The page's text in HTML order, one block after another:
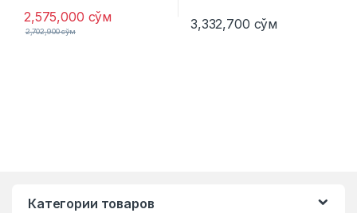
2,575,000 сўм
2,702,900сўм 3,332,700 сўм
Категории товаров